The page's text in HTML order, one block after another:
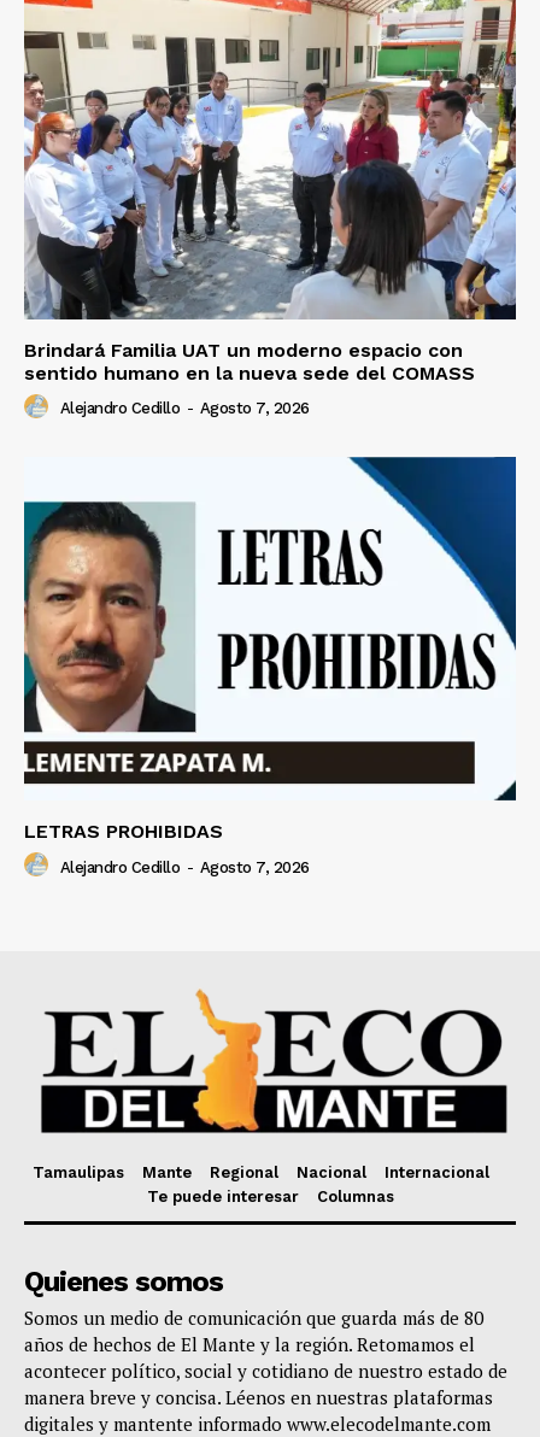
Brindará Familia UAT un moderno espacio con
sentido humano en la nueva sede del COMASS
Alejandro Cedillo - Agosto 7, 2026
LETRAS PROHIBIDAS
Alejandro Cedillo - Agosto 7, 2026
Tamaulipas Mante Regional Nacional
Internacional
Te puede interesar
Columnas
Quienes somos
Somos un medio de comunicación que guarda más de 80
años de hechos de El Mante y la región. Retomamos el
acontecer político, social y cotidiano de nuestro estado de
manera breve y concisa. Léenos en nuestras plataformas
digitales y mantente informado www.elecodelmante.com